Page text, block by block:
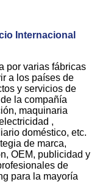
Internacional
por varias fábricas
a los países de
y servicios de
la compañía
maquinaria
,
doméstico, etc.
de marca,
OEM, publicidad y
de
para la mayoría